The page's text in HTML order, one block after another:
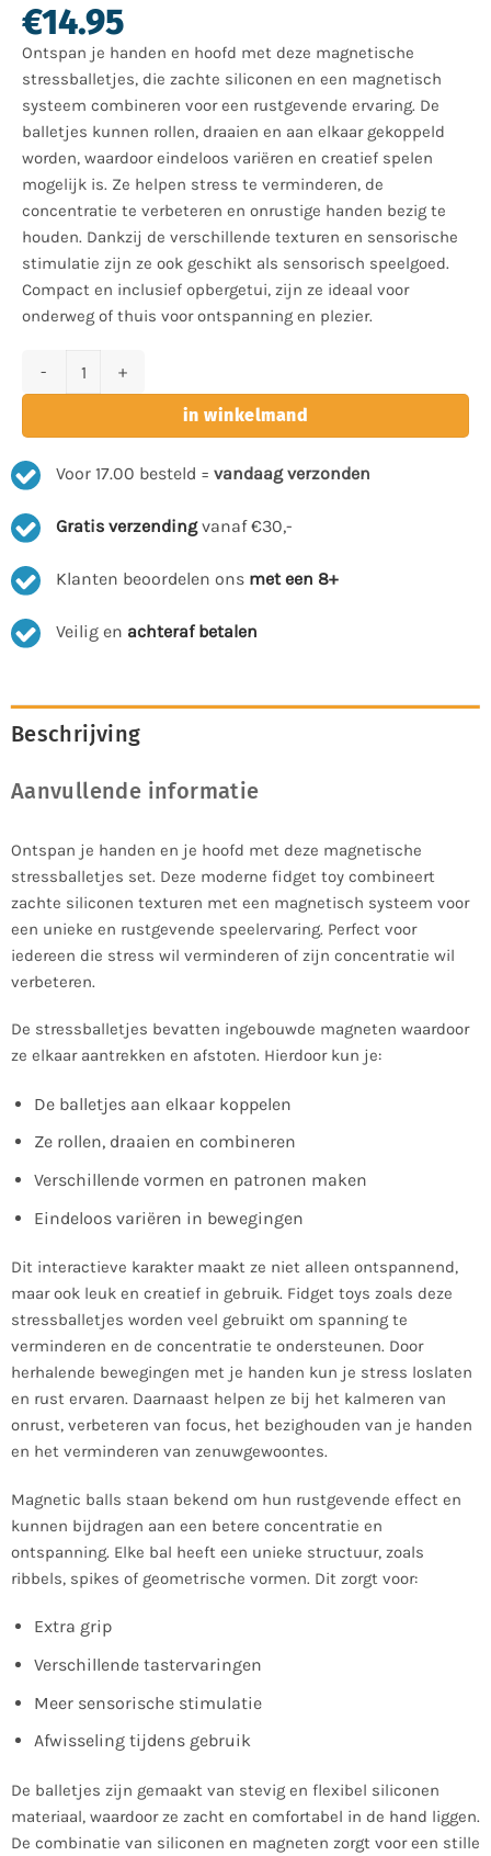
€14.95
Ontspan je handen en hoofd met deze magnetische
stressballetjes, die zachte siliconen en een magnetisch
systeem combineren voor een rustgevende ervaring. De
balletjes kunnen rollen, draaien en aan elkaar gekoppeld
worden, waardoor eindeloos variëren en creatief spelen
mogelijk is. Ze helpen stress te verminderen, de
concentratie te verbeteren en onrustige handen bezig te
houden. Dankzij de verschillende texturen en sensorische
stimulatie zijn ze ook geschikt als sensorisch speelgoed.
Compact en inclusief opbergetui, zijn ze ideaal voor
onderweg of thuis voor ontspanning en plezier.
in winkelmand
Voor 17.00 besteld = vandaag verzonden
Gratis verzendingvanaf €30,-
Klanten beoordelen ons met een 8+
Veilig en achteraf betalen
Beschrijving
Aanvullende informatie
Ontspan je handen en je hoofd met deze magnetische
stressballetjes set. Deze moderne fidget toy combineert
zachte siliconen texturen met een magnetisch systeem voor
een unieke en rustgevende speelervaring. Perfect voor
iedereen die stress wil verminderen of zijn concentratie wil
verbeteren.
De stressballetjes bevatten ingebouwde magneten waardoor
ze elkaar aantrekken en afstoten. Hierdoor kun je:
De balletjes aan elkaar koppelen
Ze rollen, draaien en combineren
Verschillende vormen en patronen maken
Eindeloos variëren in bewegingen
Dit interactieve karakter maakt ze niet alleen ontspannend,
maar ook leuk en creatief in gebruik. Fidget toys zoals deze
stressballetjes worden veel gebruikt om spanning te
verminderen en de concentratie te ondersteunen. Door
herhalende bewegingen met je handen kun je stress loslaten
en rust ervaren. Daarnaast helpen ze bij het kalmeren van
onrust, verbeteren van focus, het bezighouden van je handen
en het verminderen van zenuwgewoontes.
Magnetic balls staan bekend om hun rustgevende effect en
kunnen bijdragen aan een betere concentratie en
ontspanning. Elke bal heeft een unieke structuur, zoals
ribbels, spikes of geometrische vormen. Dit zorgt voor:
Extra grip
Verschillende tastervaringen
Meer sensorische stimulatie
Afwisseling tijdens gebruik
De balletjes zijn gemaakt van stevig en flexibel siliconen
materiaal, waardoor ze zacht en comfortabel in de hand liggen.
De combinatie van siliconen en magneten zorgt voor een stille